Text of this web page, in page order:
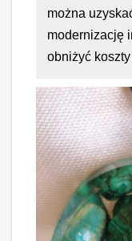
można
modernizację
obniżyć